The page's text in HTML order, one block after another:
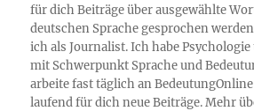
für dich Beiträge über ausgewählte
deutschen Sprache gesprochen
ich als Journalist. Ich habe
mit Schwerpunkt Sprache und
arbeite fast täglich an
laufend für dich neue Beiträge. Mehr